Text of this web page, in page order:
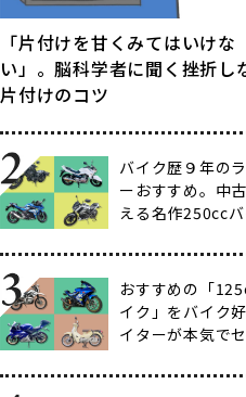
「片付けを甘くみてはいけな
い」。脳科学者に聞く挫折し
片付けのコツ
バイク歴９年の
ーおすすめ。中
える名作250cc
からベテラン向
で】
おすすめの「
イク」をバイク
イターが本気で